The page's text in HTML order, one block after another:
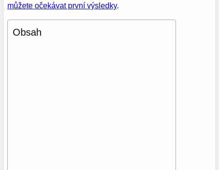
můžete očekávat první výsledky.
Obsah